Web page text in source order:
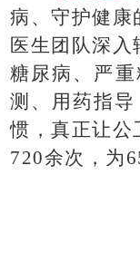
病、守护健康
医生团队深入
糖尿病、严
测、用药指
惯，真正让公
720余次，为